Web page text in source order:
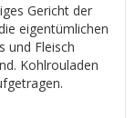
Gericht der
eigentümlichen
und Fleisch
Kohlrouladen